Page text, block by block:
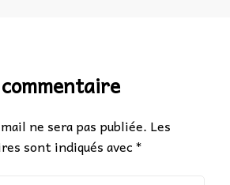
ne sera pas publiée. Les
sont indiqués avec*